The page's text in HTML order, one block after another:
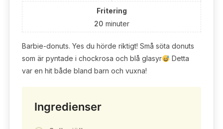
Fritering
20 minuter
Barbie-donuts. Yes du hörde riktigt! Små söta donuts
som är pyntade i chockrosa och blå glasyr
Detta
var en hit både bland barn och vuxna!
Ingredienser